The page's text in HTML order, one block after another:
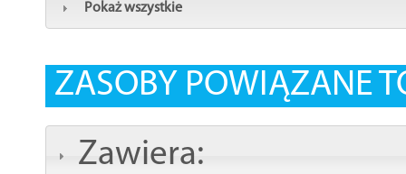
Pokaż wszystkie
ZASOBY POWIĄZANE
Zawiera: